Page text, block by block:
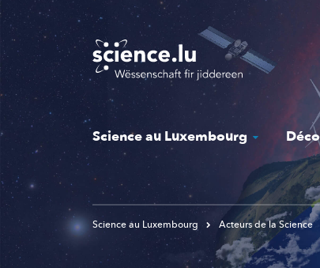
Skip
to
main
content
Science au Luxembourg
Science au Luxembourg Acteurs de la Science